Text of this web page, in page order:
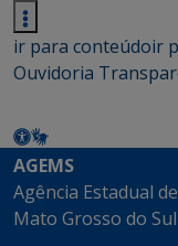
ir para conteúdoir
Ouvidoria
AGEMS
Agência Estadual
Mato Grosso do Sul